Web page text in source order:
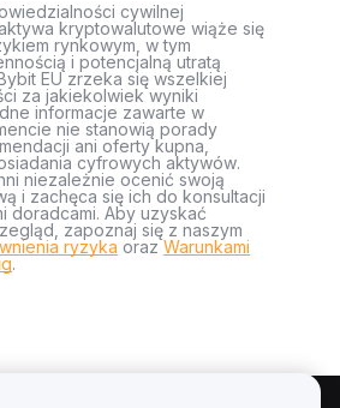
cywilnej
kryptowalutowe wiąże się
rynkowym, w tym
i potencjalną utratą
EU zrzeka się wszelkiej
za jakiekolwiek wyniki
informacje zawarte w
nie stanowią porady
ani oferty kupna,
cyfrowych aktywów.
niezależnie ocenić swoją
i zachęca się ich do konsultacji
doradcami. Aby uzyskać
zapoznaj się z naszym
ryzyka orazWarunkami
.